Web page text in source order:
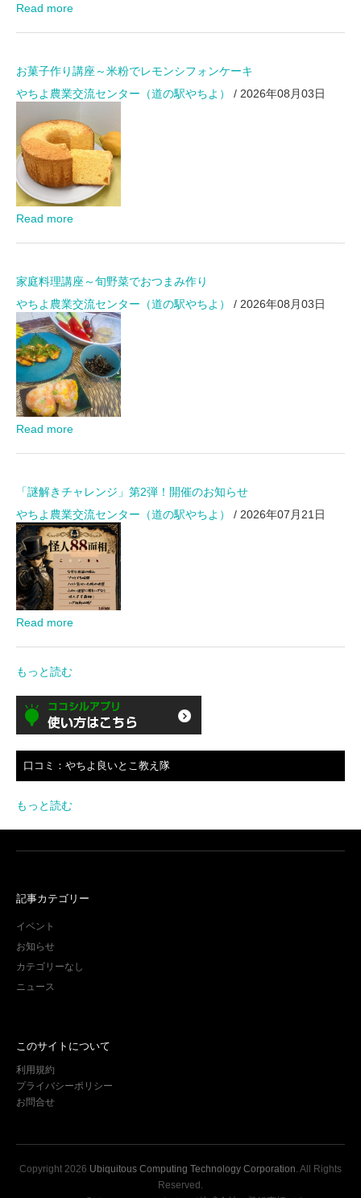
Read more
お菓子作り講座～米粉でレモンシフォンケーキ
やちよ農業交流センター（道の駅やちよ）
/ 2026年08月03日
Read more
家庭料理講座～旬野菜でおつまみ作り
やちよ農業交流センター（道の駅やちよ）
/ 2026年08月03日
Read more
「謎解きチャレンジ」第2弾！開催のお知らせ
やちよ農業交流センター（道の駅やちよ）
/ 2026年07月21日
Read more
もっと読む
口コミ：やちよ良いとこ教え隊
もっと読む
記事カテゴリー
イベント
お知らせ
カテゴリーなし
ニュース
このサイトについて
利用規約
プライバシーポリシー
お問合せ
Copyright 2026 Ubiquitous Computing Technology Corporation. All Rights
Reserved.